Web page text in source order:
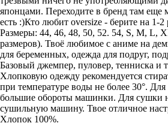
японцами. Переходите в бренд там еще
есть :)Кто любит oversize - берите на 1-2
Размеры: 44, 46, 48, 50, 52. 54, S, M, L,
размеров). Твоё любимое с аниме на
для беременных, одежда для подруг,
Базовый джемпер, пуловер, тенниска и
Хлопковую одежду рекомендуется
при температуре воды не более 30°.
большие обороты машинки. Для сушки
сушильную машину. Твое отличное
Хлопок 100%.